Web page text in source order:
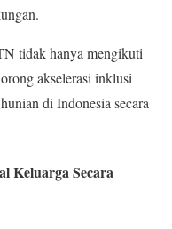
tidak hanya mengikuti
akselerasi inklusi
di Indonesia secara
Keluarga Secara